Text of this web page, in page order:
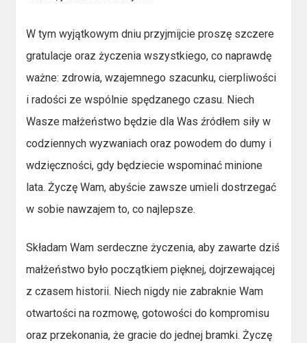
W tym wyjątkowym dniu przyjmijcie proszę szczere
gratulacje oraz życzenia wszystkiego, co naprawdę
ważne: zdrowia, wzajemnego szacunku, cierpliwości
i radości ze wspólnie spędzanego czasu. Niech
Wasze małżeństwo będzie dla Was źródłem siły w
codziennych wyzwaniach oraz powodem do dumy i
wdzięczności, gdy będziecie wspominać minione
lata. Życzę Wam, abyście zawsze umieli dostrzegać
w sobie nawzajem to, co najlepsze.
Składam Wam serdeczne życzenia, aby zawarte dziś
małżeństwo było początkiem pięknej, dojrzewającej
z czasem historii. Niech nigdy nie zabraknie Wam
otwartości na rozmowę, gotowości do kompromisu
oraz przekonania, że gracie do jednej bramki. Życzę